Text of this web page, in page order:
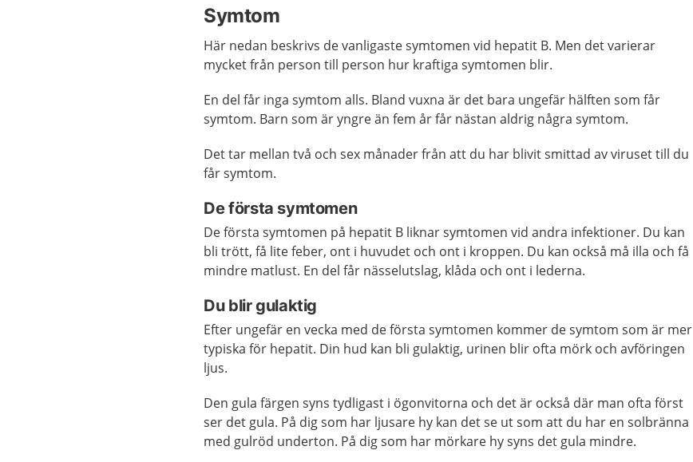
Symtom
Här nedan beskrivs de vanligaste symtomen vid hepatit B. Men det varierar
mycket från person till person hur kraftiga symtomen blir.
En del får inga symtom alls. Bland vuxna är det bara ungefär hälften som får
symtom. Barn som är yngre än fem år får nästan aldrig några symtom.
Det tar mellan två och sex månader från att du har blivit smittad av viruset till du
får symtom.
De första symtomen
De första symtomen på hepatit B liknar symtomen vid andra infektioner. Du kan
bli trött, få lite feber, ont i huvudet och ont i kroppen. Du kan också må illa och få
mindre matlust. En del får nässelutslag, klåda och ont i lederna.
Du blir gulaktig
Efter ungefär en vecka med de första symtomen kommer de symtom som är mer
typiska för hepatit. Din hud kan bli gulaktig, urinen blir ofta mörk och avföringen
ljus.
Den gula färgen syns tydligast i ögonvitorna och det är också där man ofta först
ser det gula. På dig som har ljusare hy kan det se ut som att du har en solbränna
med gulröd underton. På dig som har mörkare hy syns det gula mindre.